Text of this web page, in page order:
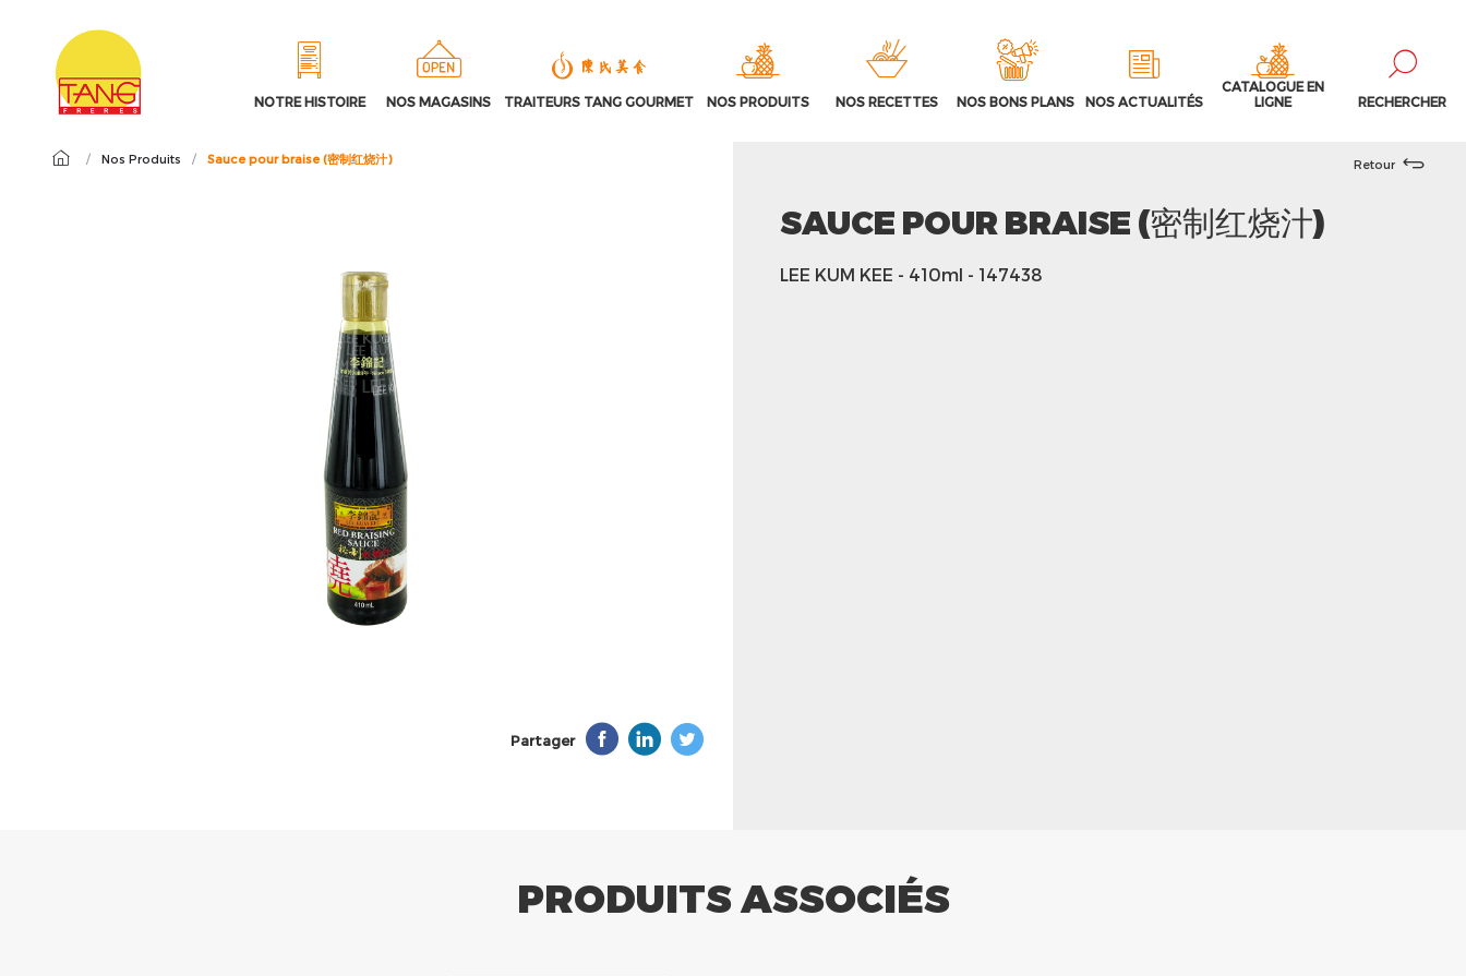
NOTRE HISTOIRE NOS MAGASINS TRAITEURS TANG GOURMET NOS PRODUITS NOS RECETTES NOS BONS PLANS NOS ACTUALITÉS
CATALOGUE EN
LIGNE
RECHERCHER
/ Nos Produits / Sauce pour braise (密制红烧汁)
Partager
Retour
SAUCE POUR BRAISE (密制红烧汁)
LEE KUM KEE - 410ml - 147438
PRODUITS ASSOCIÉS